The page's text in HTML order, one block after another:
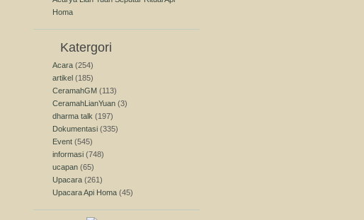
Homa
Katergori
Acara (254)
artikel (185)
CeramahGM (113)
CeramahLianYuan (3)
dharma talk (197)
Dokumentasi (335)
Event (545)
informasi (748)
ucapan (65)
Upacara (261)
Upacara Api Homa (45)